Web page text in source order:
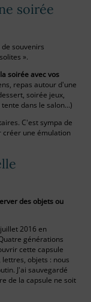
soirée
souvenirs
».
soirée avec vos
repas autour d'une
soirée jeux,
dans le salon…)
C'est sympa de
créer une émulation
des objets ou
2016 en
générations
cette capsule
objets : nous
J'ai sauvegardé
de la capsule ne soit